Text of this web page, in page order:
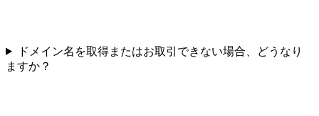
ドメイン名を取得またはお取引できない場合、どうなり
ますか？